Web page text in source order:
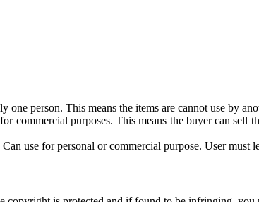
person. This means the items are cannot use by
commercial purposes. This means the buyer can sell
use for personal or commercial purpose. User must